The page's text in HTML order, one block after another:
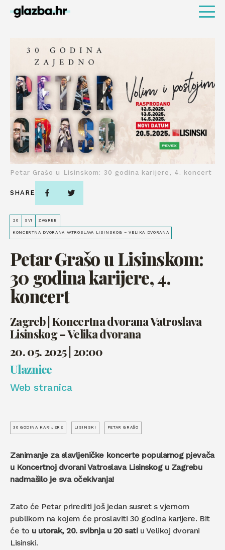
20 SVI ZAGREB
KONCERTNA DVORANA VATROSLAVA LISINSKOG – VELIKA DVORANA
Petar Grašo u Lisinskom:
30 godina karijere, 4.
koncert
Zagreb | Koncertna dvorana Vatroslava
Lisinskog – Velika dvorana
20. 05. 2025 | 20:00
Ulaznice
Web stranica
Petar Grašo u Lisinskom: 30 godina karijere, 4. koncert
SHARE
30 GODINA KARIJERE LISINSKI PETAR GRAŠO
Zanimanje za slavljeničke koncerte popularnog pjevača
u Koncertnoj dvorani Vatroslava Lisinskog u Zagrebu
nadmašilo je sva očekivanja!
Zato će Petar prirediti još jedan susret s vjernom
publikom na kojem će proslaviti 30 godina karijere. Bit
će to u utorak, 20. svibnja u 20 satiu Velikoj dvorani
Lisinski.